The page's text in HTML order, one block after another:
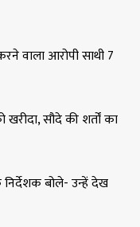
वाला आरोपी साथी 7
सौदे की शर्तों का
बोले- उन्हें देख